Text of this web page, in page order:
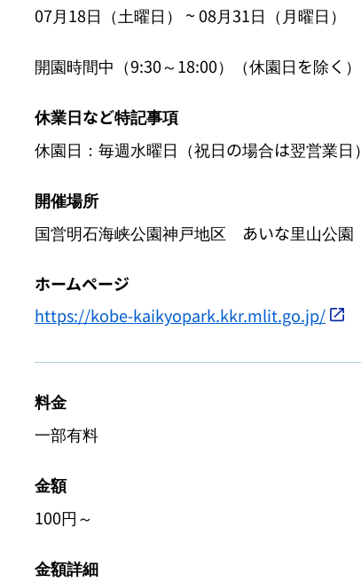
07月18日（土曜日）
~08月31日（月曜日）
開園時間中（9:30～18:00）（休園日を除く）
休業日など特記事項
休園日：毎週水曜日（祝日の場合は翌営業日）
開催場所
国営明石海峡公園神戸地区 あいな里山公園
ホームページ
https://kobe-kaikyopark.kkr.mlit.go.jp/
料金
一部有料
金額
100円～
金額詳細